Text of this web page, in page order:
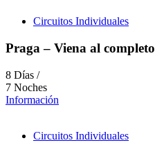
Circuitos Individuales
Praga – Viena al completo
8 Días /
7 Noches
Información
Circuitos Individuales